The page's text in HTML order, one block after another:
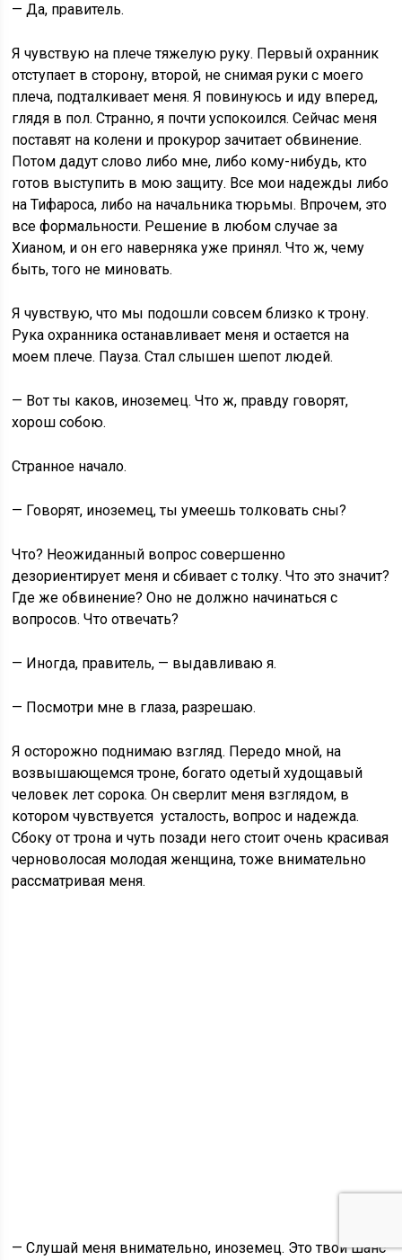
— Да, правитель.
Я чувствую на плече тяжелую руку. Первый охранник
отступает в сторону, второй, не снимая руки с моего
плеча, подталкивает меня. Я повинуюсь и иду вперед,
глядя в пол. Странно, я почти успокоился. Сейчас меня
поставят на колени и прокурор зачитает обвинение.
Потом дадут слово либо мне, либо кому-нибудь, кто
готов выступить в мою защиту. Все мои надежды либо
на Тифароса, либо на начальника тюрьмы. Впрочем, это
все формальности. Решение в любом случае за
Хианом, и он его наверняка уже принял. Что ж, чему
быть, того не миновать.
Я чувствую, что мы подошли совсем близко к трону.
Рука охранника останавливает меня и остается на
моем плече. Пауза. Стал слышен шепот людей.
— Вот ты каков, иноземец. Что ж, правду говорят,
хорош собою.
Странное начало.
— Говорят, иноземец, ты умеешь толковать сны?
Что? Неожиданный вопрос совершенно
дезориентирует меня и сбивает с толку. Что это значит?
Где же обвинение? Оно не должно начинаться с
вопросов. Что отвечать?
— Иногда, правитель, — выдавливаю я.
— Посмотри мне в глаза, разрешаю.
Я осторожно поднимаю взгляд. Передо мной, на
возвышающемся троне, богато одетый худощавый
человек лет сорока. Он сверлит меня взглядом, в
котором чувствуется усталость, вопрос и надежда.
Сбоку от трона и чуть позади него стоит очень красивая
черноволосая молодая женщина, тоже внимательно
рассматривая меня.
— Слушай меня внимательно, иноземец. Это твой шанс